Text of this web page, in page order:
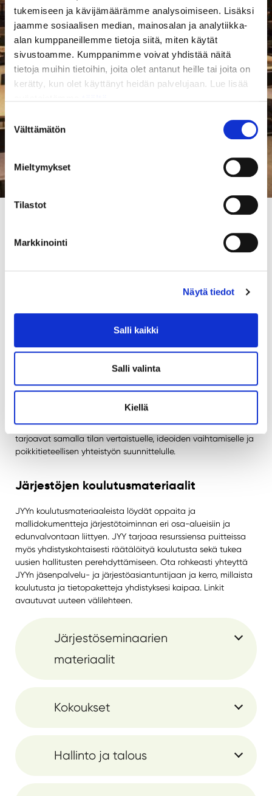
tukemiseen ja kävijämäärämme analysoimiseen. Lisäksi
jaamme sosiaalisen median, mainosalan ja analytiikka-
alan kumppaneillemme tietoja siitä, miten käytät
sivustoamme. Kumppanimme voivat yhdistää näitä
tietoja muihin tietoihin, joita olet antanut heille tai joita on
kerätty, kun olet käyttänyt heidän palvelujaan. Lue lisää
Suostumuksen
valinta
Välttämätön
Mieltymykset
Tilastot
Markkinointi
Näytä tiedot
Salli kaikki
Salli valinta
Kiellä
Foorumit
foorumeissa, joissa saman pestin toimijat pääsevät
verkostoitumaan ja keskustelemaan ajankohtaisista
järjestötoiminnan teemoista. Foorumit kokoontuvat
lukukausien aikana noin kerran kuukaudessa, ja tarkemmat
aikataulut ilmoitetaan järjestökirjeessä.
Foorumeissa käsitellään monipuolisesti järjestötoiminnan eri
yhdenvertaisuutta. Keskusteluissa pureudutaan ajankohtaisiin
ilmiöihin eri vastuualueiden näkökulmasta ja nostetaan esiin
järjestötoimijana. Näitä voivat olla esimerkiksi kestävä kehitys,
kansainvälisyys, viestintä ja tapahtumatuotanto. Foorumit
tarjoavat samalla tilan vertaistuelle, ideoiden vaihtamiselle ja
poikkitieteellisen yhteistyön suunnittelulle.
Järjestöjen koulutusmateriaalit
JYYn koulutusmateriaaleista löydät oppaita ja
mallidokumentteja järjestötoiminnan eri osa-alueisiin ja
edunvalvontaan liittyen. JYY tarjoaa resurssiensa puitteissa
myös yhdistyskohtaisesti räätälöityä koulutusta sekä tukea
uusien hallitusten perehdyttämiseen. Ota rohkeasti yhteyttä
JYYn jäsenpalvelu- ja järjestöasiantuntijaan ja kerro, millaista
koulutusta ja tietopaketteja yhdistyksesi kaipaa. Linkit
avautuvat uuteen välilehteen.
Järjestöseminaarien
materiaalit
Kokoukset
Hallinto ja talous